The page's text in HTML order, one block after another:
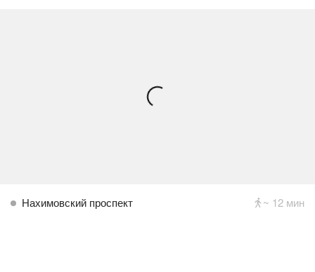
Нахимовский проспект ~ 12 мин